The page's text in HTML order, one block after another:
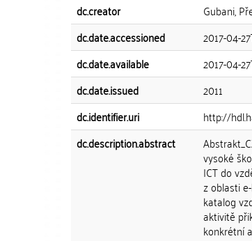
dc.creator
Gubani,
dc.date.accessioned
2017-04-
dc.date.available
2017-04-
dc.date.issued
2011
dc.identifier.uri
http://
dc.description.abstract
vysoké
ICT do
z oblasti
katalog
aktivitě
konkrétní